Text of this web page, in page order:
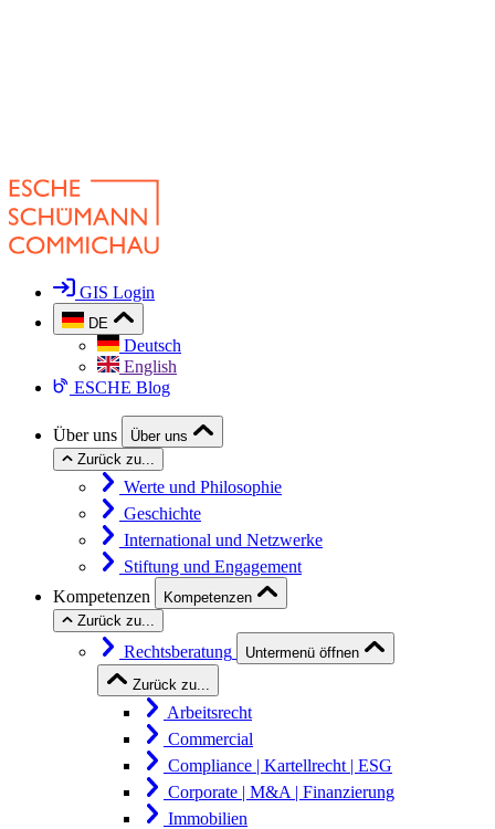
GIS Login
DE
Deutsch
English
ESCHE Blog
Über uns
Über uns
Zurück zu...
Werte und Philosophie
Geschichte
International und Netzwerke
Stiftung und Engagement
Kompetenzen
Kompetenzen
Zurück zu...
Rechtsberatung
Untermenü öffnen
Zurück zu...
Arbeitsrecht
Commercial
Compliance | Kartellrecht | ESG
Corporate | M&A | Finanzierung
Immobilien